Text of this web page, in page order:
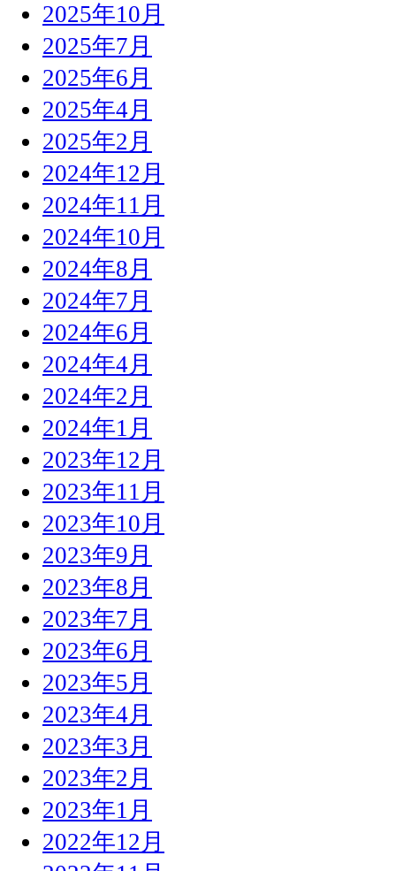
2025年10月
2025年7月
2025年6月
2025年4月
2025年2月
2024年12月
2024年11月
2024年10月
2024年8月
2024年7月
2024年6月
2024年4月
2024年2月
2024年1月
2023年12月
2023年11月
2023年10月
2023年9月
2023年8月
2023年7月
2023年6月
2023年5月
2023年4月
2023年3月
2023年2月
2023年1月
2022年12月